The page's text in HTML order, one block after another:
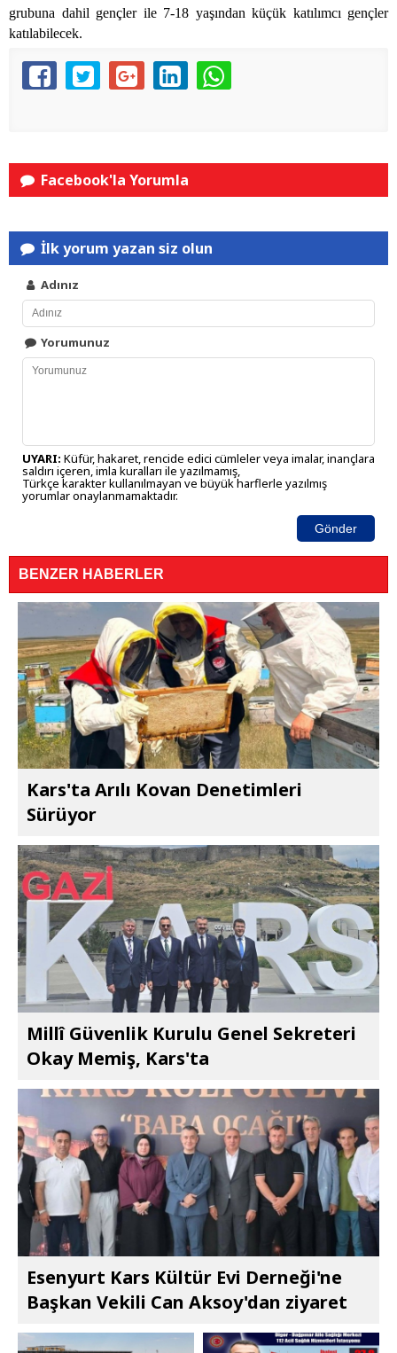
grubuna dahil gençler ile 7-18 yaşından küçük katılımcı gençler
katılabilecek.
Facebook'la Yorumla
İlk yorum yazan siz olun
Adınız
Yorumunuz
UYARI: Küfür, hakaret, rencide edici cümleler veya imalar, inançlara
saldırı içeren, imla kuralları ile yazılmamış,
Türkçe karakter kullanılmayan ve büyük harflerle yazılmış
yorumlar onaylanmamaktadır.
Gönder
BENZER HABERLER
Kars'ta Arılı Kovan Denetimleri
Sürüyor
Millî Güvenlik Kurulu Genel Sekreteri
Okay Memiş, Kars'ta
Esenyurt Kars Kültür Evi Derneği'ne
Başkan Vekili Can Aksoy'dan ziyaret